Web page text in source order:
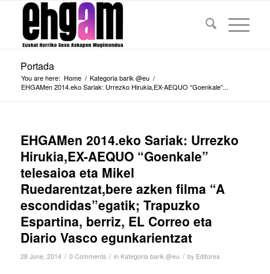
Portada
You are here: Home / Kategoria barik @eu /
EHGAMen 2014.eko Sariak: Urrezko Hirukia,EX-AEQUO “Goenkale”...
EHGAMen 2014.eko Sariak: Urrezko
Hirukia,EX-AEQUO “Goenkale”
telesaioa eta Mikel
Ruedarentzat,bere azken filma “A
escondidas”egatik; Trapuzko
Espartina, berriz, EL Correo eta
Diario Vasco egunkarientzat
28 June, 2014 / 0 Comments / in Kategoria barik @eu / by Editorea